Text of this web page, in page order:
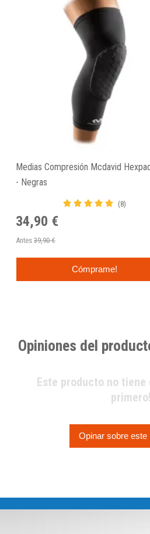
Medias Compresión Mcdavid
- Negras
(8)
34,90 €
Antes 39,90 €
Cómprame!
Opiniones del
Este producto no tiene
primero!
Opinar sobre este